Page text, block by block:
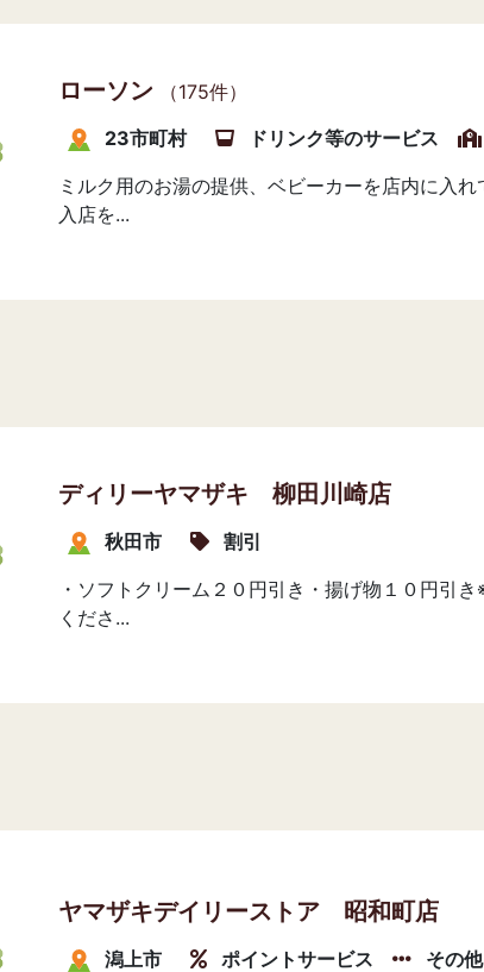
ローソン
（175件）
23市町村
ドリンク等のサービス
ミルク用のお湯の提供、ベビーカーを店内に入
入店を...
ディリーヤマザキ 柳田川崎店
秋田市
割引
・ソフトクリーム２０円引き・揚げ物１０円引
くださ...
ヤマザキデイリーストア 昭和町店
潟上市 ポイントサービス
その他